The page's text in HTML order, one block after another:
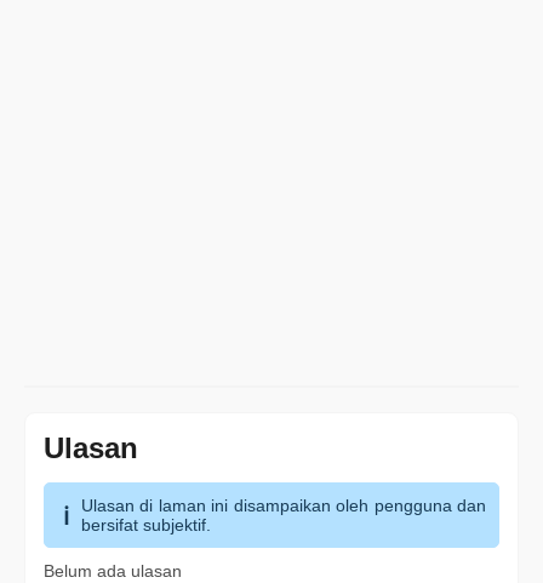
Ulasan
Ulasan di laman ini disampaikan oleh pengguna dan
bersifat subjektif.
Belum ada ulasan